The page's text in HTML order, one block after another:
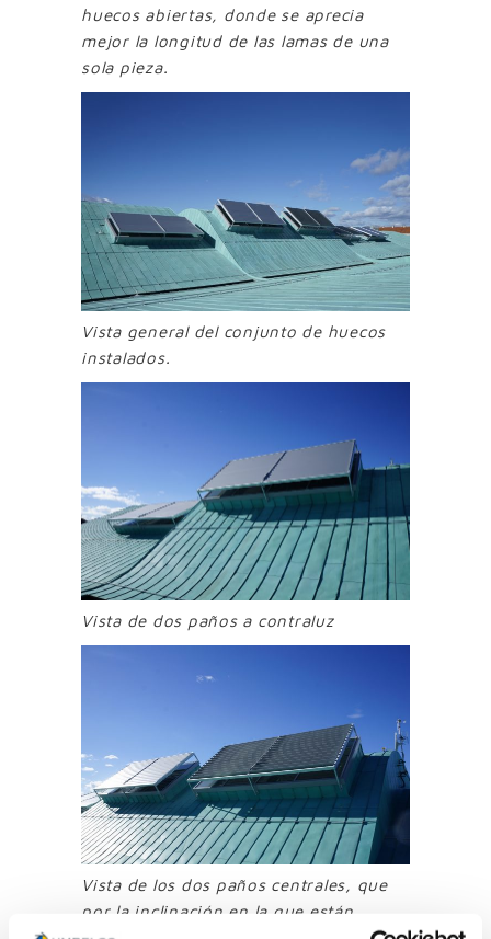
huecos abiertas, donde se aprecia
mejor la longitud de las lamas de una
sola pieza.
Vista general del conjunto de huecos
instalados.
Vista de dos paños a contraluz
Vista de los dos paños centrales, que
por la inclinación en la que están,